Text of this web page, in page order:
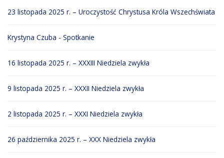
23 listopada 2025 r. – Uroczystość Chrystusa Króla Wszechświata
Krystyna Czuba - Spotkanie
16 listopada 2025 r. – XXXIII Niedziela zwykła
9 listopada 2025 r. – XXXII Niedziela zwykła
2 listopada 2025 r. – XXXI Niedziela zwykła
26 października 2025 r. – XXX Niedziela zwykła